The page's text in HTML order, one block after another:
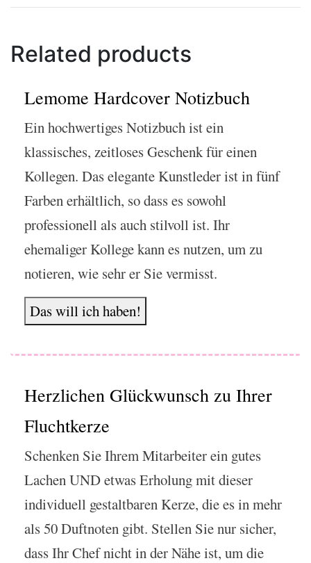
Related products
Lemome Hardcover Notizbuch
Ein hochwertiges Notizbuch ist ein
klassisches, zeitloses Geschenk für einen
Kollegen. Das elegante Kunstleder ist in fünf
Farben erhältlich, so dass es sowohl
professionell als auch stilvoll ist. Ihr
ehemaliger Kollege kann es nutzen, um zu
notieren, wie sehr er Sie vermisst.
Das will ich haben!
Herzlichen Glückwunsch zu Ihrer
Fluchtkerze
Schenken Sie Ihrem Mitarbeiter ein gutes
Lachen UND etwas Erholung mit dieser
individuell gestaltbaren Kerze, die es in mehr
als 50 Duftnoten gibt. Stellen Sie nur sicher,
dass Ihr Chef nicht in der Nähe ist, um die